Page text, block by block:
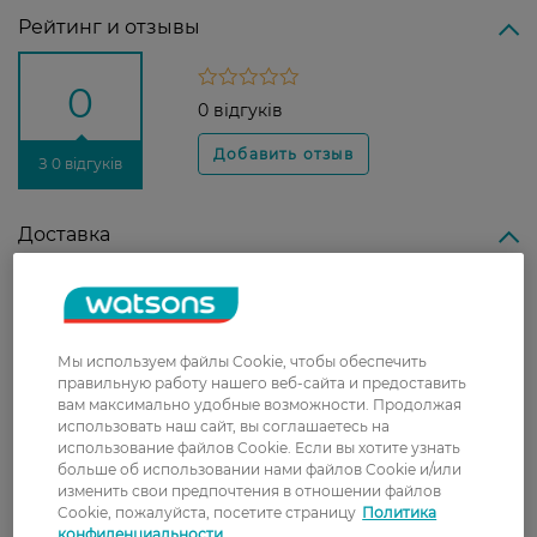
Рейтинг и отзывы
0
З 0 відгуків
0 відгуків
Доставка
Новая почта
В отделение Новой почты - 99 грн, бесплатно
Укрпочта
Стоимость доставки – 79 грн, бесплатная
доставка от – 599 грн
Забрать сегодня в магазине Watsons
Стоимость доставки – 0 грн
Мы используем файлы Cookie, чтобы обеспечить
правильную работу нашего веб-сайта и предоставить
вам максимально удобные возможности. Продолжая
использовать наш сайт, вы соглашаетесь на
использование файлов Cookie. Если вы хотите узнать
больше об использовании нами файлов Cookie и/или
изменить свои предпочтения в отношении файлов
Cookie, пожалуйста, посетите страницу Политика